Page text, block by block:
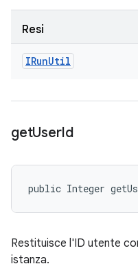
Resi
IRunUtil
getUserId
public Integer
Restituisce l'ID utente
istanza.